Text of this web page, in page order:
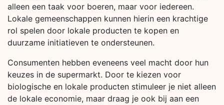
alleen een taak voor boeren, maar voor iedereen.
Lokale gemeenschappen kunnen hierin een krachtige
rol spelen door lokale producten te kopen en
duurzame initiatieven te ondersteunen.
Consumenten hebben eveneens veel macht door hun
keuzes in de supermarkt. Door te kiezen voor
biologische en lokale producten stimuleer je niet alleen
de lokale economie, maar draag je ook bij aan een